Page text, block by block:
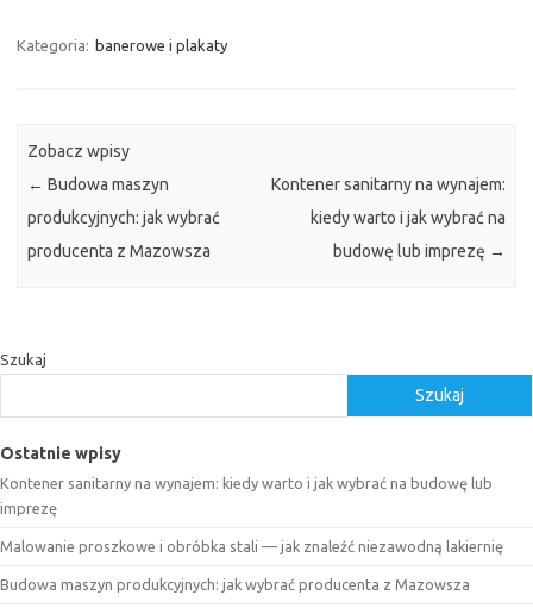
Kategoria: banerowe i plakaty
Zobacz wpisy
← Budowa maszyn
produkcyjnych: jak wybrać
producenta z Mazowsza
Kontener sanitarny na wynajem:
kiedy warto i jak wybrać na
budowę lub imprezę →
Szukaj
Szukaj
Ostatnie wpisy
Kontener sanitarny na wynajem: kiedy warto i jak wybrać na budowę lub
imprezę
Malowanie proszkowe i obróbka stali — jak znaleźć niezawodną lakiernię
Budowa maszyn produkcyjnych: jak wybrać producenta z Mazowsza